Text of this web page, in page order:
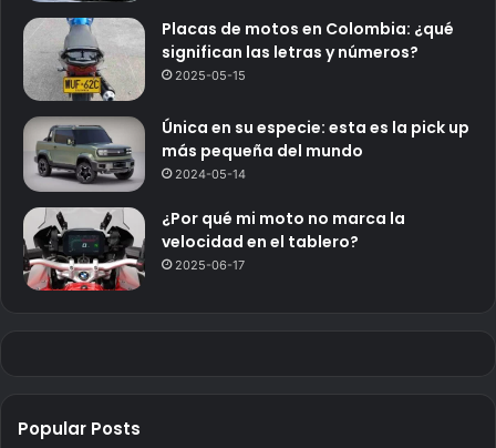
Placas de motos en Colombia: ¿qué
significan las letras y números?
2025-05-15
Única en su especie: esta es la pick up
más pequeña del mundo
2024-05-14
¿Por qué mi moto no marca la
velocidad en el tablero?
2025-06-17
Popular Posts